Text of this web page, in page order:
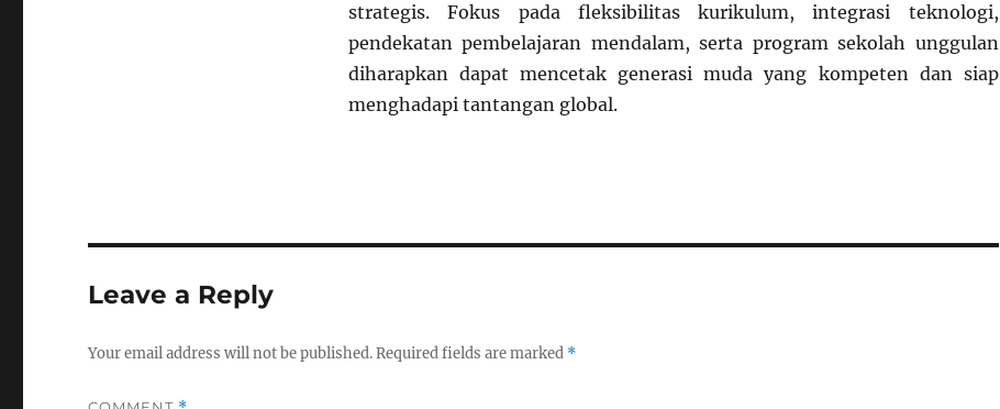
strategis. Fokus pada fleksibilitas kurikulum, integrasi teknologi,
pendekatan pembelajaran mendalam, serta program sekolah unggulan
diharapkan dapat mencetak generasi muda yang kompeten dan siap
menghadapi tantangan global.
Leave a Reply
Your email address will not be published.Required fields are marked *